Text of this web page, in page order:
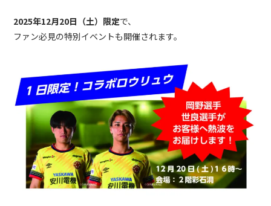
2025年12月20日（土）限定で、
ファン必見の特別イベントも開催されます。